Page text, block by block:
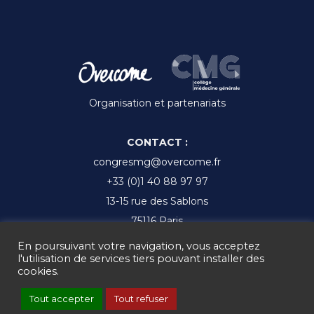
Organisation et partenariats
CONTACT :
congresmg@overcome.fr
+33 (0)1 40 88 97 97
13-15 rue des Sablons
75116 Paris
Ⓒ CMGF 2017 - 2025 -Mentions légales
En poursuivant votre navigation, vous acceptez
l'utilisation de services tiers pouvant installer des
cookies.
Tout accepter Tout refuser